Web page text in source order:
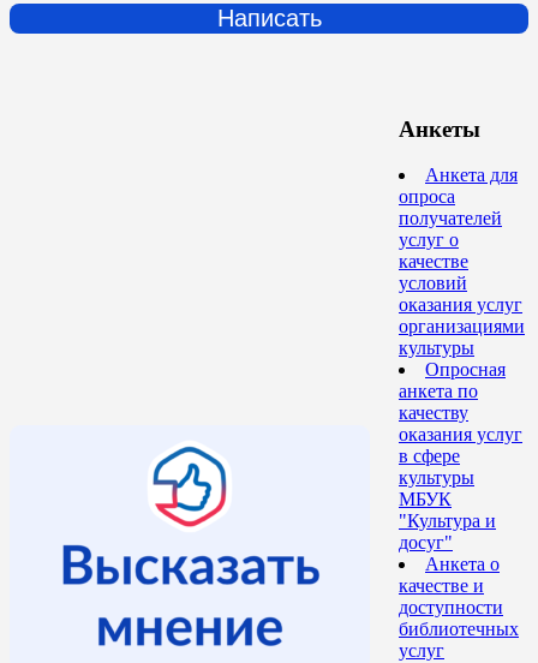
Написать
Анкеты
Анкета для
опроса
получателей
услуг о
качестве
условий
оказания услуг
организациями
культуры
Опросная
анкета по
качеству
оказания услуг
в сфере
культуры
МБУК
"Культура и
досуг"
Анкета о
качестве и
доступности
библиотечных
услуг